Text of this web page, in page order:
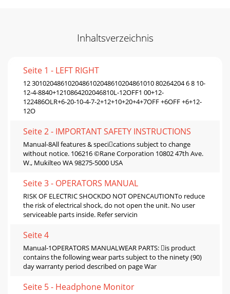
Inhaltsverzeichnis
Seite 1 - LEFT RIGHT
12 3010204861020486102048610204861010 80264204 6 8 10-
12-4-8840+1210864202046810L-12OFF1 00+12-
122486OLR+6-20-10-4-7-2+12+10+20+4+7OFF +6OFF +6+12-
12O
Seite 2 - IMPORTANT SAFETY INSTRUCTIONS
Manual-8All features & specications subject to change
without notice. 106216 ©Rane Corporation 10802 47th Ave.
W., Mukilteo WA 98275-5000 USA
Seite 3 - OPERATORS MANUAL
RISK OF ELECTRIC SHOCKDO NOT OPENCAUTIONTo reduce
the risk of electrical shock, do not open the unit. No user
serviceable parts inside. Refer servicin
Seite 4
Manual-1OPERATORS MANUALWEAR PARTS: is product
contains the following wear parts subject to the ninety (90)
day warranty period described on page War
Seite 5 - Headphone Monitor